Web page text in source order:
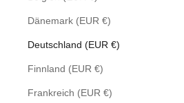
Dänemark (EUR €)
Deutschland (EUR €)
Finnland (EUR €)
Frankreich (EUR €)